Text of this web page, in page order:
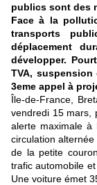
publics sont des
Face à la
transports
déplacement
développer.
TVA,
3eme appel à
Île-de-France,
vendredi 15 mars,
alerte maximale à
circulation
de la petite
trafic automobile
Une voiture émet